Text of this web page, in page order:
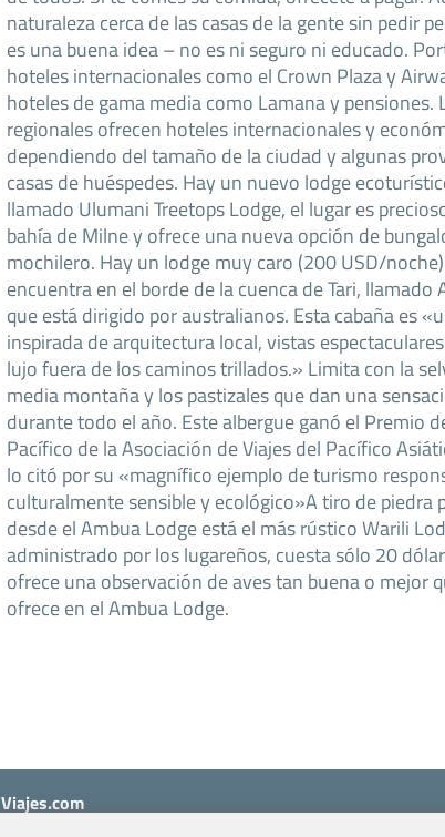
naturaleza cerca de las casas de la gente sin pedir
es una buena idea – no es ni seguro ni educado.
hoteles internacionales como el Crown Plaza y
hoteles de gama media como Lamana y pensiones.
regionales ofrecen hoteles internacionales y
dependiendo del tamaño de la ciudad y algunas
casas de huéspedes. Hay un nuevo lodge
llamado Ulumani Treetops Lodge, el lugar es
bahía de Milne y ofrece una nueva opción de
mochilero. Hay un lodge muy caro (200 USD/
encuentra en el borde de la cuenca de Tari, llamado
que está dirigido por australianos. Esta cabaña es
inspirada de arquitectura local, vistas
lujo fuera de los caminos trillados.» Limita con la
media montaña y los pastizales que dan una
durante todo el año. Este albergue ganó el Premio
Pacífico de la Asociación de Viajes del Pacífico
lo citó por su «magnífico ejemplo de turismo
culturalmente sensible y ecológico»A tiro de piedra
desde el Ambua Lodge está el más rústico Warili
administrado por los lugareños, cuesta sólo 20
ofrece una observación de aves tan buena o mejor
ofrece en el Ambua Lodge.
Viajes.com